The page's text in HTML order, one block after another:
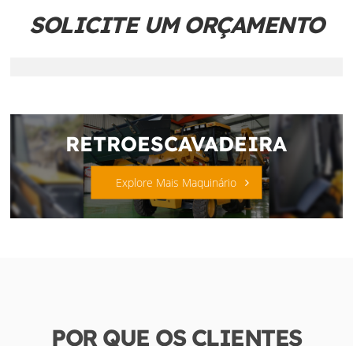
SOLICITE UM ORÇAMENTO
RETROESCAVADEIRA
Explore Mais Maquinário
POR QUE OS CLIENTES